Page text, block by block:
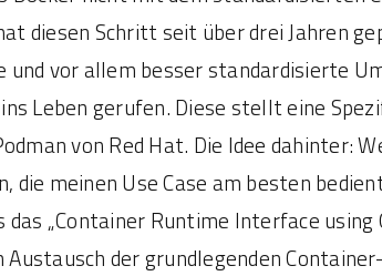
diesen Schritt seit über drei Jahren
und vor allem besser standardisierte
Leben gerufen. Diese stellt eine
von Red Hat. Die Idee dahinter:
die meinen Use Case am besten
das „Container Runtime Interface
Austausch der grundlegenden